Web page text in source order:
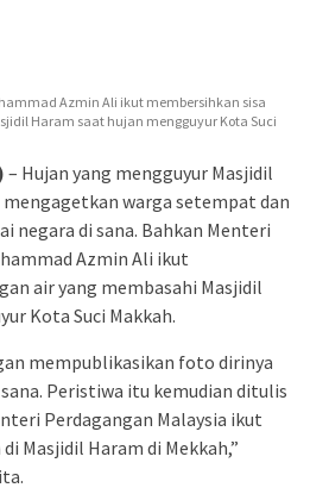
Azmin Ali ikut membersihkan sisa
Haram saat hujan mengguyur Kota Suci
– Hujan yang mengguyur Masjidil
mengagetkan warga setempat dan
negara di sana. Bahkan Menteri
Azmin Ali ikut
air yang membasahi Masjidil
Kota Suci Makkah.
mempublikasikan foto dirinya
Peristiwa itu kemudian ditulis
Perdagangan Malaysia ikut
Masjidil Haram di Mekkah,”